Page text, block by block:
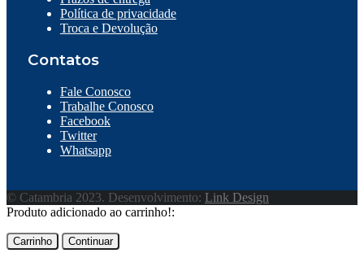
Política de privacidade
Troca e Devolução
Contatos
Fale Conosco
Trabalhe Conosco
Facebook
Twitter
Whatsapp
© Catambria 2023. Desenvolvimento: Link Design
Produto adicionado ao carrinho!:
Carrinho Continuar